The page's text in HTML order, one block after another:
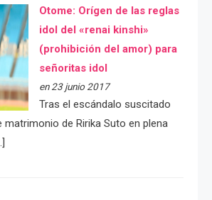
Otome: Orígen de las reglas
idol del «renai kinshi»
(prohibición del amor) para
señoritas idol
en 23 junio 2017
Tras el escándalo suscitado
matrimonio de Ririka Suto en plena